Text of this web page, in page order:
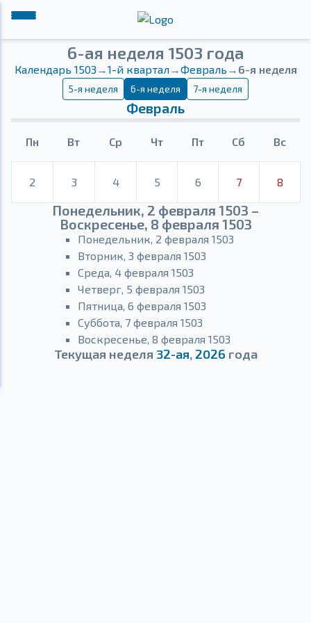
6-ая неделя 1503 года
Календарь 1503 →1-й квартал→Февраль → 6-я неделя
5-я неделя 6-я неделя 7-я неделя
Февраль
Пн Вт Ср Чт Пт Сб Вс
2 3 4 5 6 7 8
Понедельник, 2 февраля 1503 –
Воскресенье, 8 февраля 1503
Понедельник, 2 февраля 1503
Вторник, 3 февраля 1503
Среда, 4 февраля 1503
Четверг, 5 февраля 1503
Пятница, 6 февраля 1503
Суббота, 7 февраля 1503
Воскресенье, 8 февраля 1503
Текущая неделя 32-ая, 2026 года